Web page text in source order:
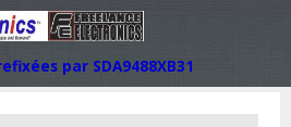
par SDA9488XB31